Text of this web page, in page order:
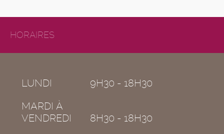
HORAIRES
LUNDI
9H30 - 18H30
MARDI À
VENDREDI
8H30 - 18H30